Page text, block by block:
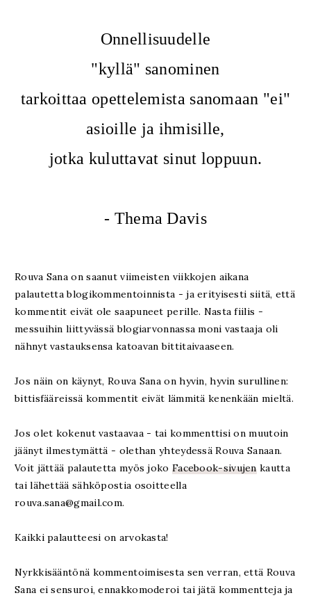
Onnellisuudelle
"kyllä" sanominen
tarkoittaa opettelemista sanomaan "ei"
asioille ja ihmisille,
jotka kuluttavat sinut loppuun.
- Thema Davis
Rouva Sana on saanut viimeisten viikkojen aikana
palautetta blogikommentoinnista - ja erityisesti siitä, että
kommentit eivät ole saapuneet perille. Nasta fiilis -
messuihin liittyvässä blogiarvonnassa moni vastaaja oli
nähnyt vastauksensa katoavan bittitaivaaseen.
Jos näin on käynyt, Rouva Sana on hyvin, hyvin surullinen:
bittisfääreissä kommentit eivät lämmitä kenenkään mieltä.
Jos olet kokenut vastaavaa - tai kommenttisi on muutoin
jäänyt ilmestymättä - olethan yhteydessä Rouva Sanaan.
Voit jättää palautetta myös joko Facebook-sivujenkautta
tai lähettää sähköpostia osoitteella
rouva.sana@gmail.com.
Kaikki palautteesi on arvokasta!
Nyrkkisääntönä kommentoimisesta sen verran, että Rouva
Sana ei sensuroi, ennakkomoderoi tai jätä kommentteja ja